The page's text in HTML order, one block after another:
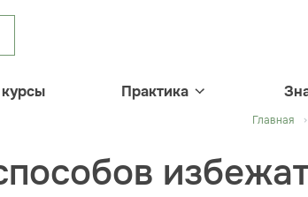
Практика
Главная